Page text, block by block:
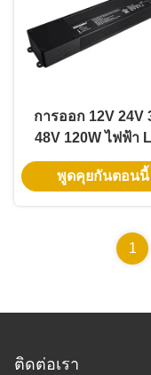
การออก 12V 24V
48V 120W ไฟฟ้า
พร้อมตัวขับความดั
พูดคุยกันตอนนี้
1
ติดต่อเรา